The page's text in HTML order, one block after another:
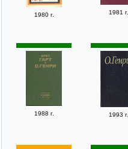
1980 г. 1981 г.
1988 г. 1993 г.